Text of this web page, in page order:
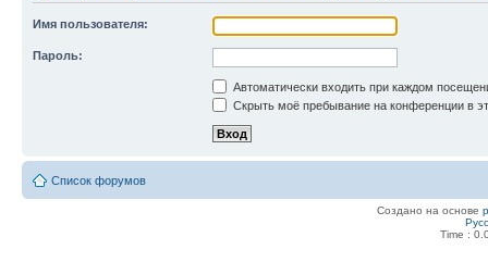
Имя пользователя:
Пароль:
Автоматически входить при каждом
Скрыть моё пребывание на конференции в
Список форумов
Создано на основе
Time :